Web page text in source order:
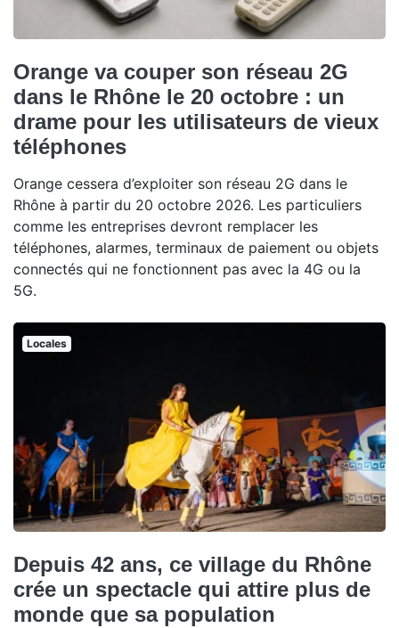
Orange va couper son réseau 2G
dans le Rhône le 20 octobre : un
drame pour les utilisateurs de vieux
téléphones
Orange cessera d’exploiter son réseau 2G dans le
Rhône à partir du 20 octobre 2026. Les particuliers
comme les entreprises devront remplacer les
téléphones, alarmes, terminaux de paiement ou objets
connectés qui ne fonctionnent pas avec la 4G ou la
5G.
Locales
Depuis 42 ans, ce village du Rhône
crée un spectacle qui attire plus de
monde que sa population